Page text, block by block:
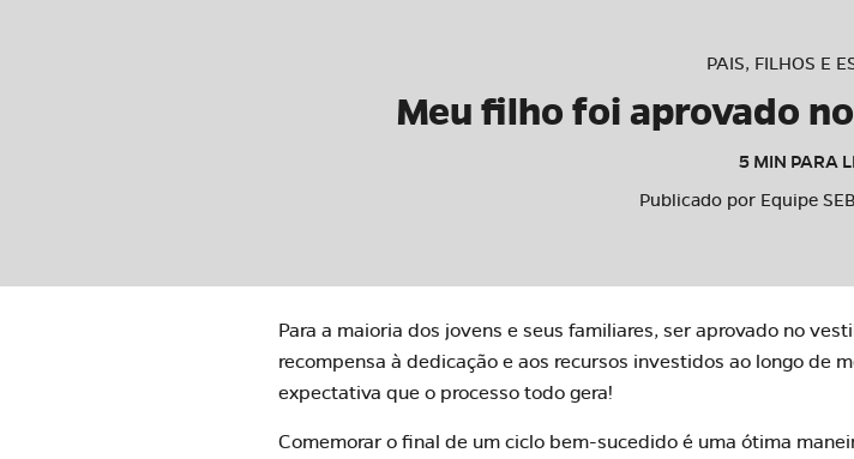
PAIS, FILHOS E
Meu filho foi aprovado
5 MIN PARA
Publicado por Equipe
Para a maioria dos jovens e seus familiares, ser aprovado no
recompensa à dedicação e aos recursos investidos ao longo de
expectativa que o processo todo gera!
Comemorar o final de um ciclo bem-sucedido é uma ótima